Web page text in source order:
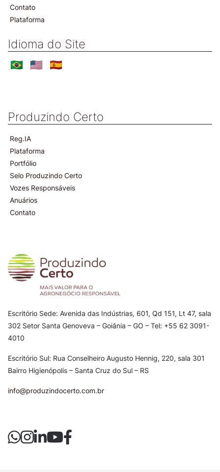
Contato
Plataforma
Idioma do Site
Produzindo Certo
Reg.IA
Plataforma
Portfólio
Selo Produzindo Certo
Vozes Responsáveis
Anuários
Contato
Escritório Sede: Avenida das Indústrias, 601, Qd 151, Lt 47, sala
302 Setor Santa Genoveva – Goiânia – GO – Tel: +55 62 3091-
4010
Escritório Sul: Rua Conselheiro Augusto Hennig, 220, sala 301
Bairro Higienópolis – Santa Cruz do Sul – RS
info@produzindocerto.com.br